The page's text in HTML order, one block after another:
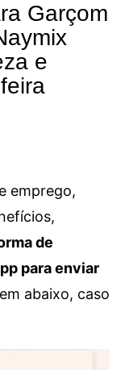
Garçom
e
emprego,
de
para enviar
abaixo, caso